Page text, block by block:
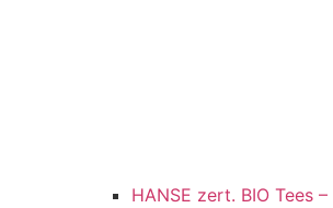
HANSE zert. BIO Tees